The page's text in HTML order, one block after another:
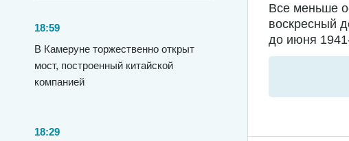
18:59
В Камеруне торжественно открыт
мост, построенный китайской
компанией
18:29
Все меньше
воскресный
до июня